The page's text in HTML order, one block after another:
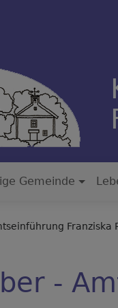
Gemeinde
Franziska
-